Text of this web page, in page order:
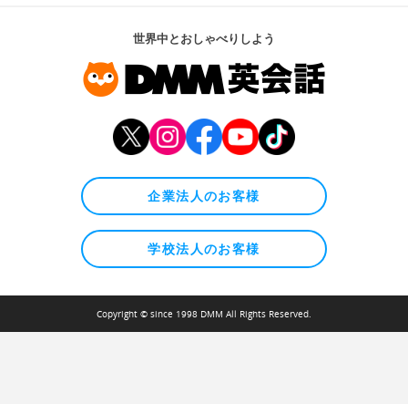
世界中とおしゃべりしよう
企業法人のお客様
学校法人のお客様
Copyright © since 1998 DMM All Rights Reserved.